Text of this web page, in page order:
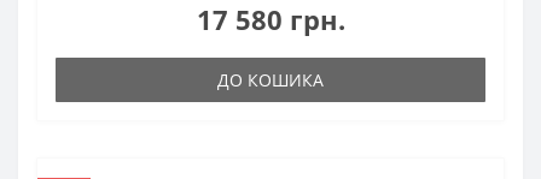
17 580 грн.
ДО КОШИКА